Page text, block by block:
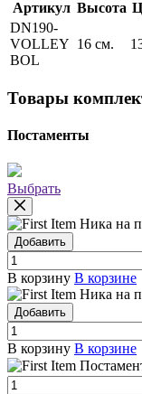
Артикул Высота
DN190-
VOLLEY
BOL
16 см.
Товары
Постаменты
Выбрать
Ника на
Добавить
В корзину В корзине
Ника на
Добавить
В корзину В корзине